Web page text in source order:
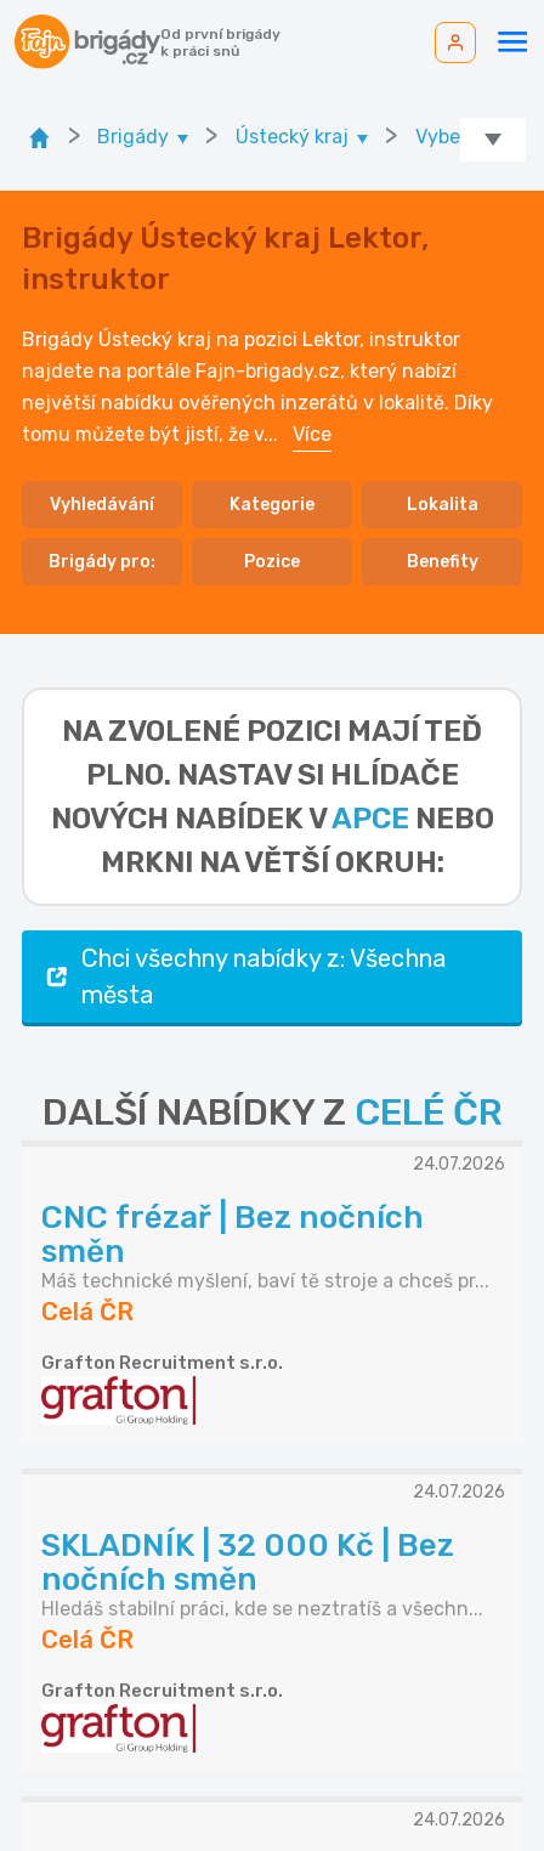
Od první brigády
k práci snů
> Brigády > Ústecký kraj > Vyberte okres
Brigády Ústecký kraj Lektor,
instruktor
Brigády Ústecký kraj na pozici Lektor, instruktor
najdete na portále Fajn-brigady.cz, který nabízí
největší nabídku ověřených inzerátů v lokalitě. Díky
tomu můžete být jistí, že v... Více
Vyhledávání Kategorie Lokalita
Brigády pro: Pozice Benefity
NA ZVOLENÉ POZICI MAJÍ TEĎ
PLNO. NASTAV SI HLÍDAČE
NOVÝCH NABÍDEK VAPCE NEBO
MRKNI NA VĚTŠÍ OKRUH:
Chci všechny nabídky z: Všechna
města
DALŠÍ NABÍDKY Z CELÉ ČR
24.07.2026
CNC frézař | Bez nočních
směn
Máš technické myšlení, baví tě stroje a chceš pr...
Celá ČR
Grafton Recruitment s.r.o.
24.07.2026
SKLADNÍK | 32 000 Kč | Bez
nočních směn
Hledáš stabilní práci, kde se neztratíš a všechn...
Celá ČR
Grafton Recruitment s.r.o.
24.07.2026